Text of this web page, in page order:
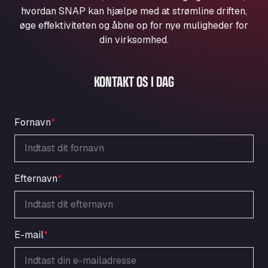
Aqua Ariva GmbH
Marie-Curie-Straße 24, 68219
Aral Autohof Bockel
Oppelner Str. 1, 31167
Nellinger Str. 24, 89188
ARAL Autohof Preis
Schellweilerstraße 1, 66871
ARAL Tankstelle - XXL Truckwash.de
GmbH
Ardleigh South Services
Area 47 Hermanos Rico
Autovia A4 km 47, 28300
hvordan SNAP kan hjælpe med at strømline driften,
øge effektiviteten og åbne op for nye muligheder for
din virksomhed.
KONTAKT OS I DAG
Fornavn*
Efternavn*
E-mail*